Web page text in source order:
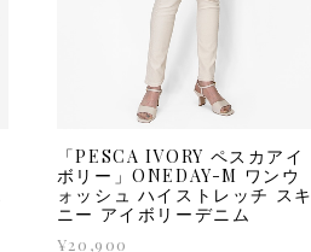
「PESCA IVORY ペスカアイ
ボリー」ONEDAY-M ワンウ
ォッシュ ハイストレッチ スキ
ニー アイボリーデニム
¥20,900